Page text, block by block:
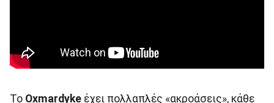
To Oxmardyke έχει πολλαπλές «ακροάσεις», κάθε